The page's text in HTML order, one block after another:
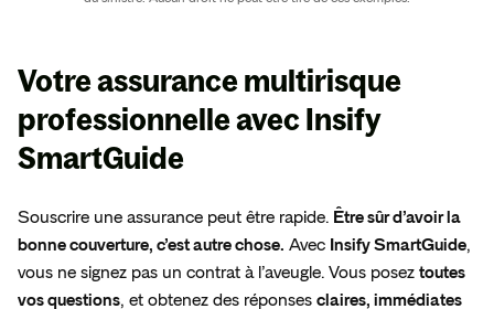
Votre assurance multirisque
professionnelle avecInsify
SmartGuide
Souscrire une assurance peut être rapide. Être sûr d’avoir la
bonne couverture, c’est autre chose. Avec Insify SmartGuide,
vous ne signez pas un contrat à l’aveugle. Vous posez toutes
vos questions, et obtenez des réponses claires, immédiates